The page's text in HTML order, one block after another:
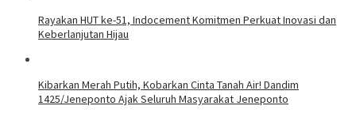
Rayakan HUT ke-51, Indocement Komitmen Perkuat Inovasi dan
Keberlanjutan Hijau
Kibarkan Merah Putih, Kobarkan Cinta Tanah Air! Dandim
1425/Jeneponto Ajak Seluruh Masyarakat Jeneponto